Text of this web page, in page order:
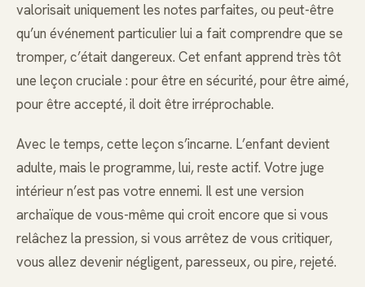
valorisait uniquement les notes parfaites, ou peut-être
qu’un événement particulier lui a fait comprendre que se
tromper, c’était dangereux. Cet enfant apprend très tôt
une leçon cruciale : pour être en sécurité, pour être aimé,
pour être accepté, il doit être irréprochable.
Avec le temps, cette leçon s’incarne. L’enfant devient
adulte, mais le programme, lui, reste actif. Votre juge
intérieur n’est pas votre ennemi. Il est une version
archaïque de vous-même qui croit encore que si vous
relâchez la pression, si vous arrêtez de vous critiquer,
vous allez devenir négligent, paresseux, ou pire, rejeté.